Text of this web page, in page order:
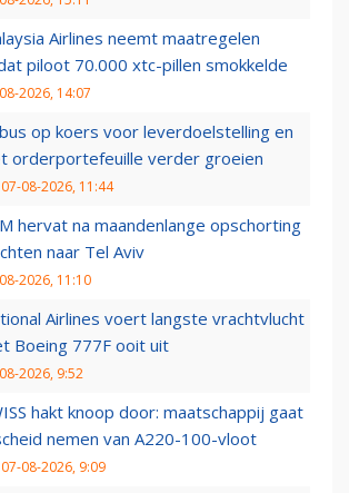
Airlines neemt maatregelen
piloot 70.000 xtc-pillen smokkelde
2026, 14:07
op koers voor leverdoelstelling en
orderportefeuille verder groeien
07-08-2026, 11:44
hervat na maandenlange opschorting
naar Tel Aviv
2026, 11:10
Airlines voert langste vrachtvlucht
Boeing 777F ooit uit
2026, 9:52
hakt knoop door: maatschappij gaat
nemen van A220-100-vloot
07-08-2026, 9:09